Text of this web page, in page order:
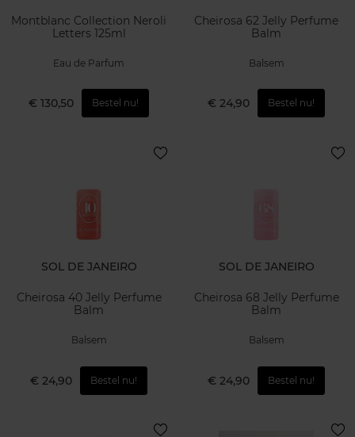
Montblanc Collection Neroli
Letters 125ml
Eau de Parfum
€ 130,50 Bestel nu!
Cheirosa 62 Jelly Perfume
Balm
Balsem
€ 24,90 Bestel nu!
SOL DE JANEIRO
Cheirosa 40 Jelly Perfume
Balm
Balsem
€ 24,90 Bestel nu!
SOL DE JANEIRO
Cheirosa 68 Jelly Perfume
Balm
Balsem
€ 24,90 Bestel nu!